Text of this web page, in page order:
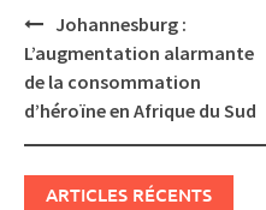
Post
navigation
Johannesburg :
L’augmentation alarmante
de la consommation
d’héroïne en Afrique du Sud
ARTICLES RÉCENTS